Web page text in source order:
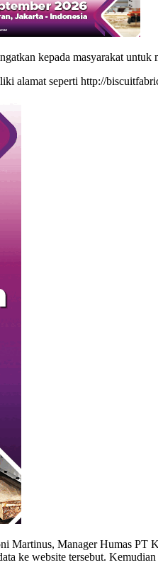
kepada masyarakat untuk
alamat seperti http://
Martinus, Manager Humas PT
ke website tersebut.